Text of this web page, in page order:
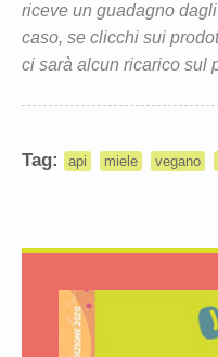
riceve un guadagno
caso, se clicchi sui
ci sarà alcun ricarico sul
Tag: api miele vegano